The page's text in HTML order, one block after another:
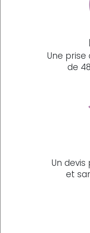
Une
de
Un
et